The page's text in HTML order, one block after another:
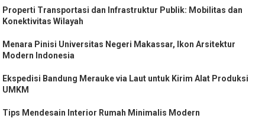
Properti Transportasi dan Infrastruktur Publik: Mobilitas dan
Konektivitas Wilayah
Menara Pinisi Universitas Negeri Makassar, Ikon Arsitektur
Modern Indonesia
Ekspedisi Bandung Merauke via Laut untuk Kirim Alat Produksi
UMKM
Tips Mendesain Interior Rumah Minimalis Modern